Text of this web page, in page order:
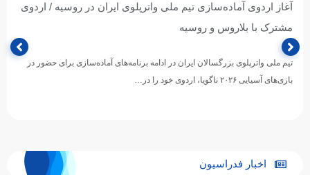
آغاز اردوی آماده‌سازی تیم ملی واترپلوی ایران در روسیه / اردوی
مشترک با بلاروس و روسیه
تیم ملی واترپلوی بزرگسالان ایران در ادامه برنامه‌های آماده‌سازی برای حضور در
بازی‌های آسیایی ۲۰۲۶ ناگویا، اردوی خود را در…
اخبار فدراسیون